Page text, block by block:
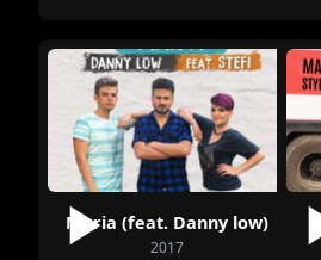
Maria (feat. Danny low)
2017